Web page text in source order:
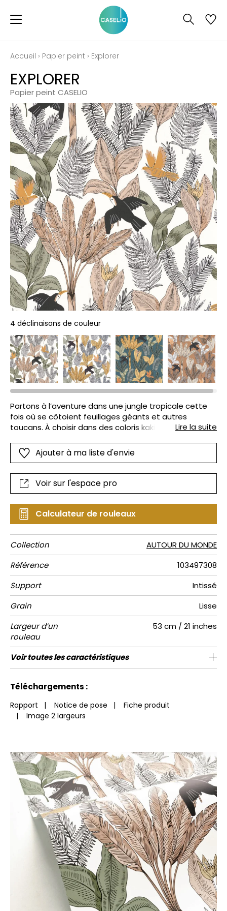
Accueil › Papier peint › Explorer
EXPLORER
Papier peint CASELIO
4 déclinaisons de couleur
Partons à l’aventure dans une jungle tropicale cette
fois où se côtoient feuillages géants et autres
toucans. À choisir dans des coloris kaki ou bleu nuit
Lire la suite
Ajouter à ma liste d'envie
Voir sur l'espace pro
Calculateur de rouleaux
Collection
AUTOUR DU MONDE
Référence
103497308
Support
Intissé
Grain
Lisse
Largeur d’un
rouleau
53 cm / 21 inches
Longueur Vendu au rouleau de 10.05m / 11 yards
Raccord Raccord sauté 1/2
Rapport
Vertical
53cm / 21 pouces
Poids g/m² 150
Performance
Accoustique
aw - 0.15
Entretien Lavable
Pose colle Encollage du mur
Dépose Arrachage à sec
Norme COV A+
ASTME84 Class A
Norme
euroclass
C-s1, d0
Voir toutes les caractéristiques
Téléchargements :
Rapport | Notice de pose |
Fiche produit
| Image 2 largeurs